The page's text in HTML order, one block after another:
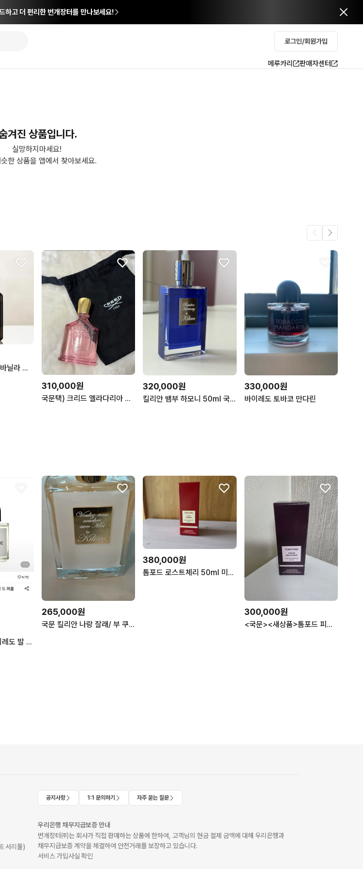
하고 더 편리한 번개장터를 만나보세요!
로그인/회원가입
메루카리 판매자센터
겨진 상품입니다.
실망하지마세요!
한 상품을 앱에서 찾아보세요.
(새상품+국문라벨) 바닐라 파우더 엑스트레 100ML
310,000원
국문택) 크리드 엘라다리아 75ml
320,000원
킬리안 뱀부 하모니 50ml 국문택
330,000원
바이레도 토바코 만다린
[3회 미만 사용]바이레도 발 다프리크 오 드 퍼퓸 100ml
265,000원
국문 킬리안 나랑 잘래/ 부 쿠셔 아베끄 모아 50ml
380,000원
톰포드 로스트체리 50ml 미개봉 국문택
300,000원
<국문><새상품>톰포드 피그 에로티크 50ml
서리풀)
공지사항 1:1 문의하기 자주 묻는 질문
우리은행 채무지급보증 안내
번개장터㈜는 회사가 직접 판매하는 상품에 한하여, 고객님의 현금 결제 금액에 대해 우리은행과
채무지급보증 계약을 체결하여 안전거래를 보장하고 있습니다.
서비스 가입사실 확인